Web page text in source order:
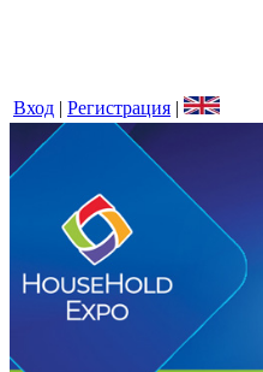
Вход | Регистрация |